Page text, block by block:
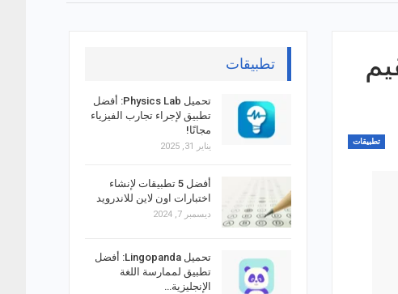
تطبيقات
تطبيقات
تحميل Physics Lab: أفضل
تطبيق لإجراء تجارب الفيزياء
مجانًا!
يناير 31, 2025
أفضل 5 تطبيقات لإنشاء
اختبارات اون لاين للاندرويد
ديسمبر 7, 2024
تحميل Lingopanda: أفضل
تطبيق لممارسة اللغة
الإنجليزية…